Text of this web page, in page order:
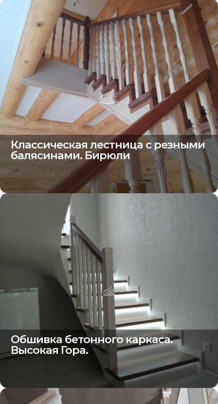
Классическая лестница с резными
балясинами. Бирюли
Обшивка бетонного каркаса.
Высокая Гора.